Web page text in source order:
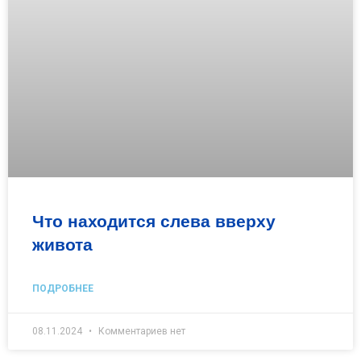
Что находится слева вверху
живота
ПОДРОБНЕЕ
08.11.2024 Комментариев нет